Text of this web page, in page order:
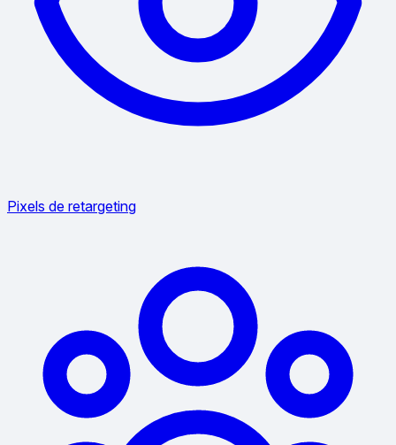
Pixels de retargeting